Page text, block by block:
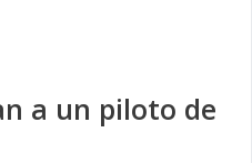
a un piloto de